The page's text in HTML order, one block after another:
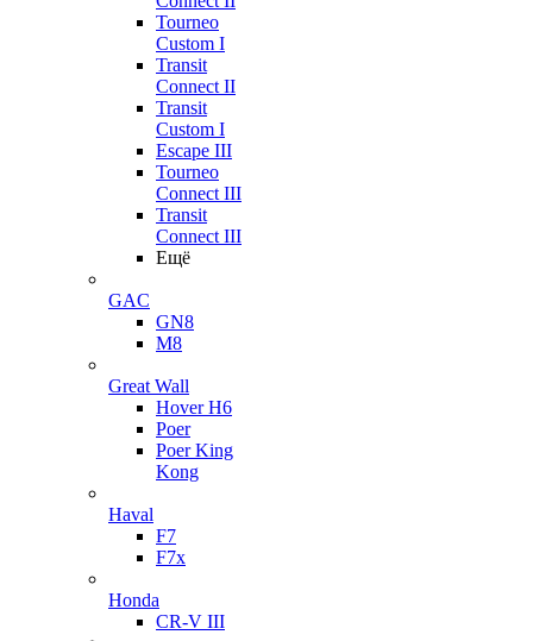
Tourneo
Custom I
Transit
Connect II
Transit
Custom I
Escape III
Tourneo
Connect III
Transit
Connect III
Ещё
GAC
GN8
M8
Great Wall
Hover H6
Poer
Poer King
Kong
Haval
F7
F7x
Honda
CR-V III